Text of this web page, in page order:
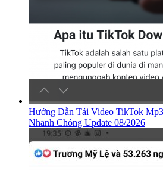
Hướng Dẫn Tải Video TikTok
Nhanh Chóng Update 08/2026